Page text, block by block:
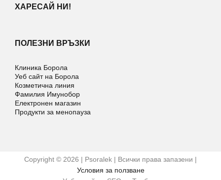
ХАРЕСАЙ НИ!
ПОЛЕЗНИ ВРЪЗКИ
Клиника Борола
Уеб сайт на Борола
Козметична линия
Фамилия Имунобор
Електронен магазин
Продукти за менопауза
Copyright © 2026 | Psoralek | Всички права запазени |
Условия за ползване